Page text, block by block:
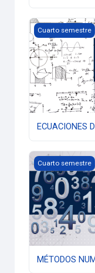
ECUACIONES
Cuarto semestre
ECUACIONES
MÉTODOS
Cuarto semestre
MÉTODOS